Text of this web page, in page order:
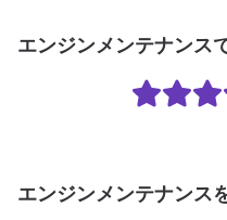
エンジンメンテナンス
エンジンメンテナンス